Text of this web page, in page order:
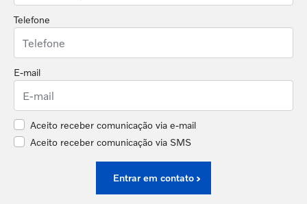
Telefone
E-mail
Aceito receber comunicação via e-mail
Aceito receber comunicação via SMS
Entrar em contato